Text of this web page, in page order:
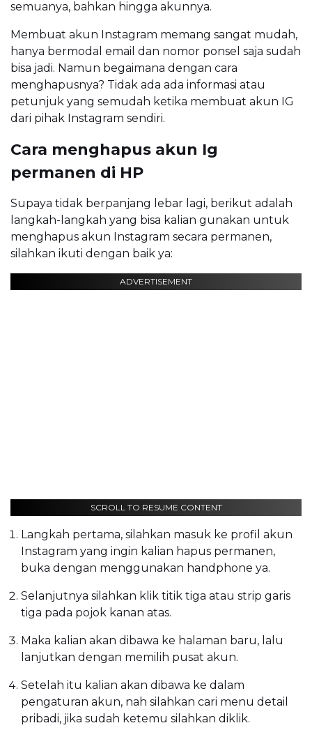
semuanya, bahkan hingga akunnya.
Membuat akun Instagram memang sangat mudah,
hanya bermodal email dan nomor ponsel saja sudah
bisa jadi. Namun begaimana dengan cara
menghapusnya? Tidak ada ada informasi atau
petunjuk yang semudah ketika membuat akun IG
dari pihak Instagram sendiri.
Cara menghapus akun Ig
permanen di HP
Supaya tidak berpanjang lebar lagi, berikut adalah
langkah-langkah yang bisa kalian gunakan untuk
menghapus akun Instagram secara permanen,
silahkan ikuti dengan baik ya:
ADVERTISEMENT
SCROLL TO RESUME CONTENT
Langkah pertama, silahkan masuk ke profil akun
Instagram yang ingin kalian hapus permanen,
buka dengan menggunakan handphone ya.
Selanjutnya silahkan klik titik tiga atau strip garis
tiga pada pojok kanan atas.
Maka kalian akan dibawa ke halaman baru, lalu
lanjutkan dengan memilih pusat akun.
Setelah itu kalian akan dibawa ke dalam
pengaturan akun, nah silahkan cari menu detail
pribadi, jika sudah ketemu silahkan diklik.